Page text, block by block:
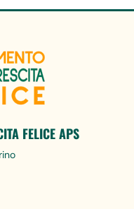
FELICE APS